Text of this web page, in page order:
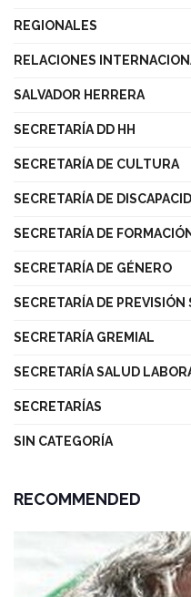
REGIONALES
RELACIONES
SALVADOR HERRERA
SECRETARÍA DD HH
SECRETARÍA DE CULTURA
SECRETARÍA DE
SECRETARÍA DE FORMACIÓN
SECRETARÍA DE GÉNERO
SECRETARÍA DE PREVISIÓN
SECRETARÍA GREMIAL
SECRETARÍA SALUD
SECRETARÍAS
SIN CATEGORÍA
RECOMMENDED